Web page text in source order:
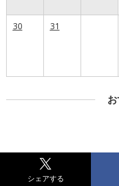
30 31
シェアする